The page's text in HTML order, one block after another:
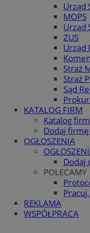
Urząd
MOPS
Urząd
ZUS
Urząd
Straż
Straż
Sąd
KATALOG FIRM
Katalog firm
Dodaj
OGŁOSZENIA
Dodaj
POLECAMY
REKLAMA
WSPÓŁPRACA